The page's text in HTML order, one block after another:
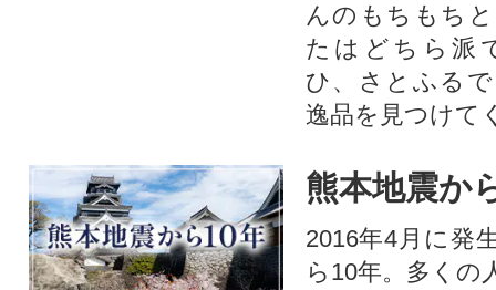
んのもちもち
たはどちら派
ひ、さとふる
逸品を見つけて
熊本地震か
2016年4月に発
ら10年。多くの